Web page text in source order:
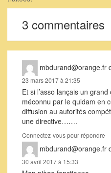
3 commentaires
mbdurand@orange.fr
23 mars 2017 à 21:35
Et si l’asso lançais un
méconnu par le quidam en
diffusion au autorités
une directive…….
Connectez-vous pour répondre
mbdurand@orange.fr
30 avril 2017 à 15:33